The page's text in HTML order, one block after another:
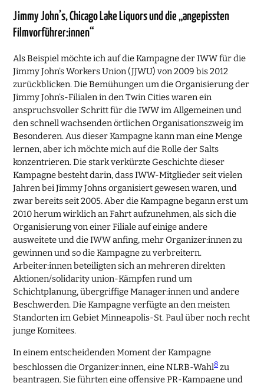
Jimmy John’s, Chicago Lake Liquors und die „angepissten
Filmvorführer:innen“
Als Beispiel möchte ich auf die Kampagne der IWW für die
Jimmy John’s Workers Union (JJWU) von 2009 bis 2012
zurückblicken. Die Bemühungen um die Organisierung der
Jimmy John’s-Filialen in den Twin Cities waren ein
anspruchsvoller Schritt für die IWW im Allgemeinen und
den schnell wachsenden örtlichen Organisationszweig im
Besonderen. Aus dieser Kampagne kann man eine Menge
lernen, aber ich möchte mich auf die Rolle der Salts
konzentrieren. Die stark verkürzte Geschichte dieser
Kampagne besteht darin, dass IWW-Mitglieder seit vielen
Jahren bei Jimmy Johns organisiert gewesen waren, und
zwar bereits seit 2005. Aber die Kampagne begann erst um
2010 herum wirklich an Fahrt aufzunehmen, als sich die
Organisierung von einer Filiale auf einige andere
ausweitete und die IWW anfing, mehr Organizer:innen zu
gewinnen und so die Kampagne zu verbreitern.
Arbeiter:innen beteiligten sich an mehreren direkten
Aktionen/solidarity union-Kämpfen rund um
Schichtplanung, übergriffige Manager:innen und andere
Beschwerden. Die Kampagne verfügte an den meisten
Standorten im Gebiet Minneapolis-St. Paul über noch recht
junge Komitees.
In einem entscheidenden Moment der Kampagne
beschlossen die Organizer:innen, eine NLRB-Wahl8 zu
beantragen. Sie führten eine offensive PR-Kampagne und